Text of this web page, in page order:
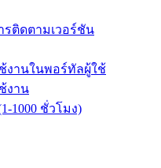
รติดตามเวอร์ชัน
งานในพอร์ทัลผู้ใช้
งาน
1000 ชั่วโมง)